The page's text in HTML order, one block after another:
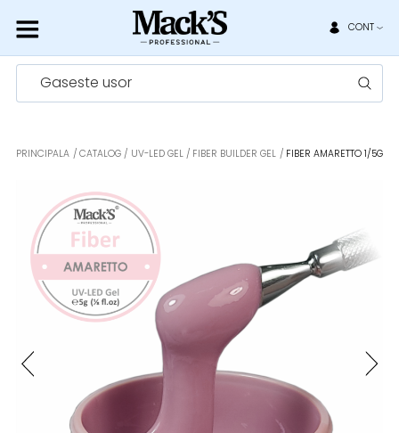
CONT
Gaseste usor
PRINCIPALA CATALOG UV-LED GEL FIBER BUILDER GEL FIBER AMARETTO 1/5G